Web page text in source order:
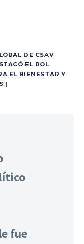
DE CSAV
EL ROL
EL BIENESTAR Y
|
fue